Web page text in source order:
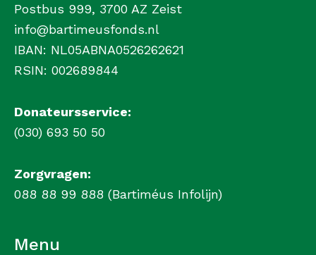
Postbus 999, 3700 AZ Zeist
info@bartimeusfonds.nl
IBAN: NL05ABNA0526262621
RSIN: 002689844
Donateursservice:
(030) 693 50 50
Zorgvragen:
088 88 99 888 (Bartiméus Infolijn)
Menu